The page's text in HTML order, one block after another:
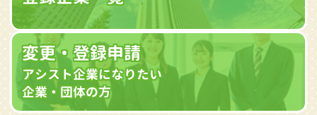
変更・登録申請
アシスト企業になりたい
企業・団体の方